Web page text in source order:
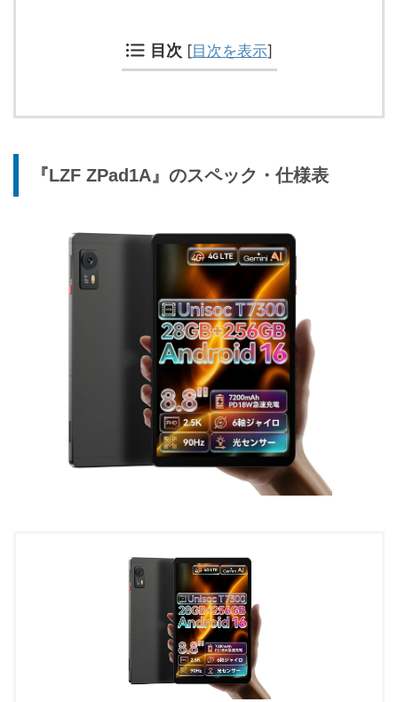
目次 [目次を表示]
『LZF ZPad1A』のスペック・仕様表